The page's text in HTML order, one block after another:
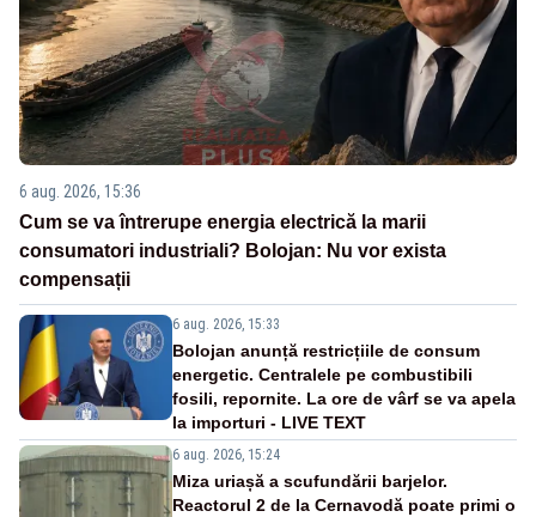
6 aug. 2026, 15:36
Cum se va întrerupe energia electrică la marii
consumatori industriali? Bolojan: Nu vor exista
compensații
6 aug. 2026, 15:33
Bolojan anunță restricțiile de consum
energetic. Centralele pe combustibili
fosili, repornite. La ore de vârf se va apela
la importuri - LIVE TEXT
6 aug. 2026, 15:24
Miza uriașă a scufundării barjelor.
Reactorul 2 de la Cernavodă poate primi o